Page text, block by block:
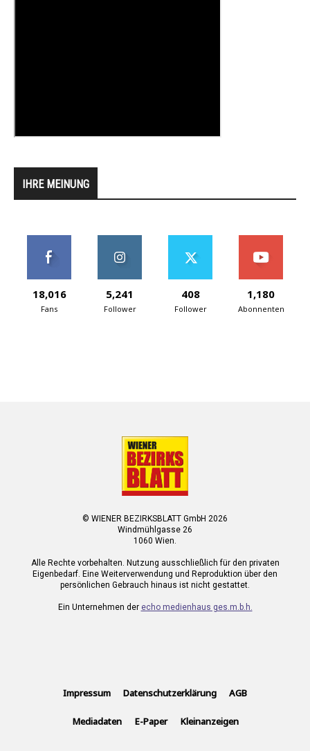
IHRE MEINUNG
18,016
Fans
5,241
Follower
408
Follower
1,180
Abonnenten
© WIENER BEZIRKSBLATT GmbH 2026
Windmühlgasse 26
1060 Wien.
Alle Rechte vorbehalten. Nutzung ausschließlich für den privaten
Eigenbedarf. Eine Weiterverwendung und Reproduktion über den
persönlichen Gebrauch hinaus ist nicht gestattet.
Ein Unternehmen der echo medienhaus ges.m.b.h.
Impressum Datenschutzerklärung AGB
Mediadaten E-Paper Kleinanzeigen